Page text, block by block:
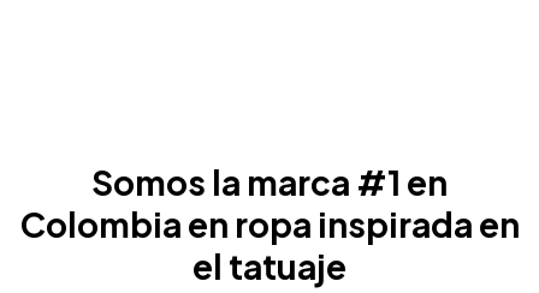
Somos la marca #1 en
Colombia en ropa inspirada en
el tatuaje